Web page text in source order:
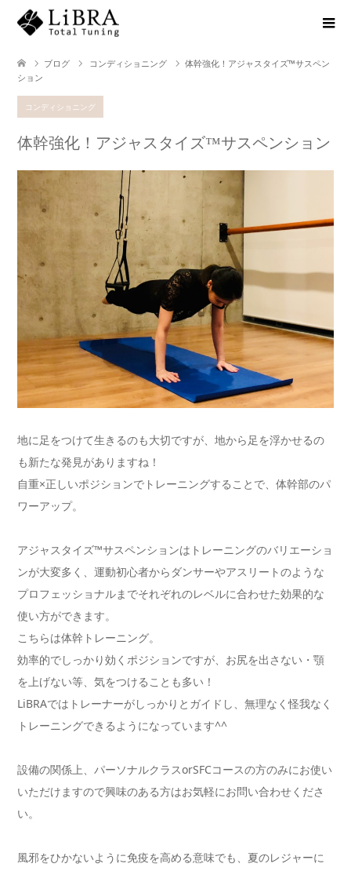
ブログ コンディショニング
体幹強化！アジャスタイズ™️サスペン
ション
コンディショニング
体幹強化！アジャスタイズ™️サスペンション
地に足をつけて生きるのも大切ですが、地から足を浮かせるの
も新たな発見がありますね！
自重×正しいポジションでトレーニングすることで、体幹部のパ
ワーアップ。
アジャスタイズ™️サスペンションはトレーニングのバリエーショ
ンが大変多く、運動初心者からダンサーやアスリートのような
プロフェッショナルまでそれぞれのレベルに合わせた効果的な
使い方ができます。
こちらは体幹トレーニング。
効率的でしっかり効くポジションですが、お尻を出さない・顎
を上げない等、気をつけることも多い！
LiBRAではトレーナーがしっかりとガイドし、無理なく怪我なく
トレーニングできるようになっています^^
設備の関係上、パーソナルクラスorSFCコースの方のみにお使い
いただけますので興味のある方はお気軽にお問い合わせくださ
い。
風邪をひかないように免疫を高める意味でも、夏のレジャーに